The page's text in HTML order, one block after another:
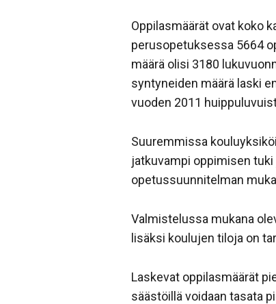
Oppilasmäärät ovat koko
perusopetuksessa 5664
määrä olisi 3180
syntyneiden määrä laski
vuoden 2011
Suuremmissa
jatkuvampi oppimisen
opetussuunnitelman
Valmistelussa mukana
lisäksi koulujen tiloja on
Laskevat oppilasmäärät
säästöillä voidaan tasata